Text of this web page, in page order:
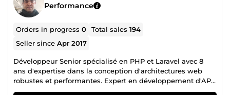
Performance
Orders in progress0 Total sales194
Seller sinceApr 2017
Développeur Senior spécialisé en PHP et Laravel avec 8
ans d'expertise dans la conception d'architectures web
robustes et performantes. Expert en développement d'API
REST et en optimisation de bases de données,